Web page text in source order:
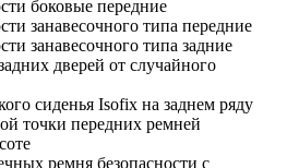
боковые передние
занавесочного типа передние
занавесочного типа задние
дверей от случайного
сиденья Isofix на заднем ряду
точки передних ремней
ремня безопасности с